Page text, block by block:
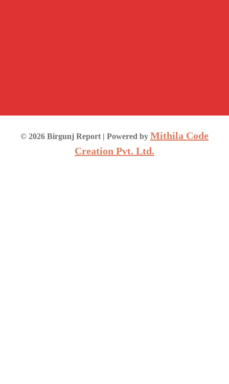
© 2026 Birgunj Report | Powered by Mithila Code
Creation Pvt. Ltd.